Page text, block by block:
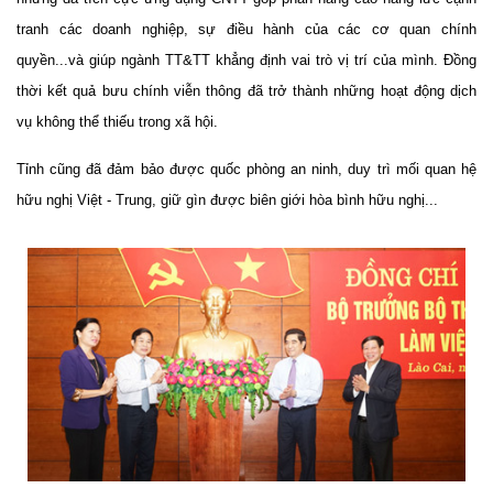
tranh các doanh nghiệp, sự điều hành của các cơ quan chính
quyền...và giúp ngành TT&TT khẳng định vai trò vị trí của mình. Đồng
thời kết quả bưu chính viễn thông đã trở thành những hoạt động dịch
vụ không thể thiếu trong xã hội.
Tỉnh cũng đã đảm bảo được quốc phòng an ninh, duy trì mối quan hệ
hữu nghị Việt - Trung, giữ gìn được biên giới hòa bình hữu nghị...